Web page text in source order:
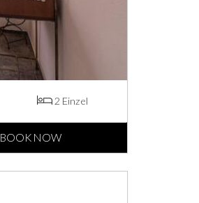
2 Einzel
BOOK NOW